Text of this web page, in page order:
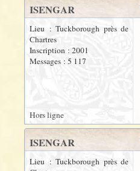
ISENGAR
Lieu : Tuckborough près de
Chartres
Inscription : 2001
Messages : 5 117
Hors ligne
ISENGAR
Lieu : Tuckborough près de